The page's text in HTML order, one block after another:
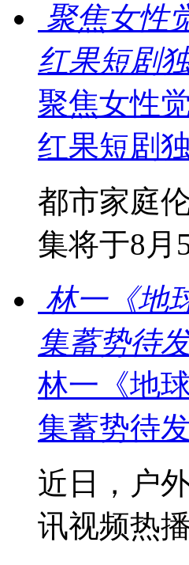
聚焦女性
红果短剧
聚焦女性
红果短剧
都市家庭
集将于8月
林一《地
集蓄势待
林一《地
集蓄势待
近日，户
讯视频热